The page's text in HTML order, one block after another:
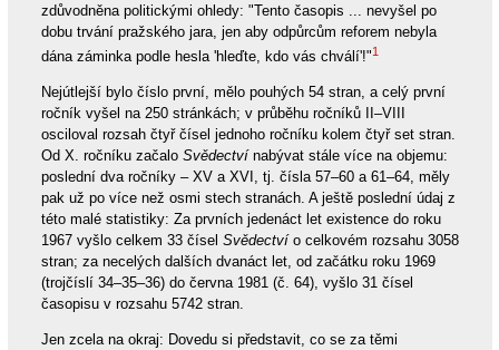
zdůvodněna politickými ohledy: "Tento časopis ... nevyšel po
dobu trvání pražského jara, jen aby odpůrcům reforem nebyla
dána záminka podle hesla 'hleďte, kdo vás chválí'!"1
Nejútlejší bylo číslo první, mělo pouhých 54 stran, a celý první
ročník vyšel na 250 stránkách; v průběhu ročníků II–VIII
osciloval rozsah čtyř čísel jednoho ročníku kolem čtyř set stran.
Od X. ročníku začalo Svědectvínabývat stále více na objemu:
poslední dva ročníky – XV a XVI, tj. čísla 57–60 a 61–64, měly
pak už po více než osmi stech stranách. A ještě poslední údaj z
této malé statistiky: Za prvních jedenáct let existence do roku
1967 vyšlo celkem 33 čísel Svědectvío celkovém rozsahu 3058
stran; za necelých dalších dvanáct let, od začátku roku 1969
(trojčíslí 34–35–36) do června 1981 (č. 64), vyšlo 31 čísel
časopisu v rozsahu 5742 stran.
Jen zcela na okraj: Dovedu si představit, co se za těmi